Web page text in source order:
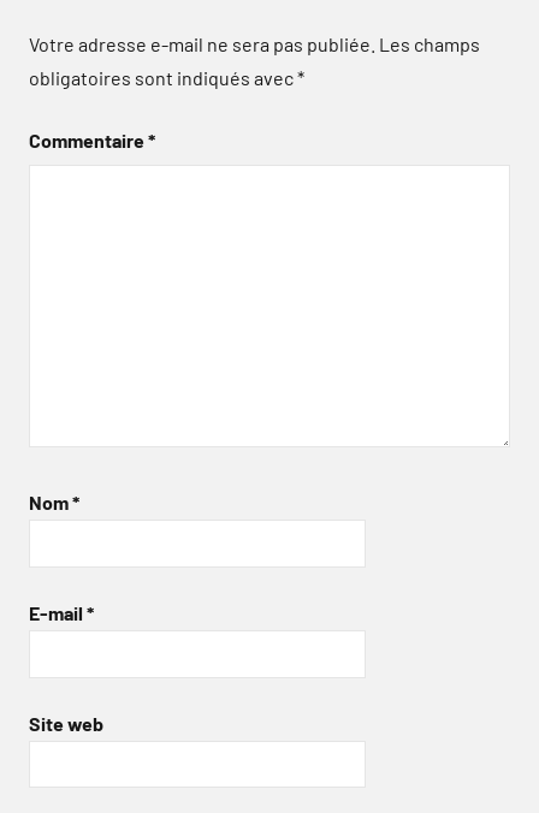
Votre adresse e-mail ne sera pas publiée. Les champs
obligatoires sont indiqués avec*
Commentaire*
Nom*
E-mail *
Site web